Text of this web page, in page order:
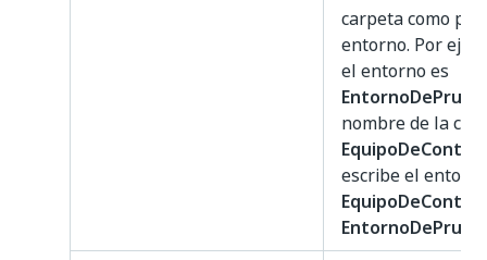
carpeta como
entorno. Por
el entorno es
nombre de la
escribe el